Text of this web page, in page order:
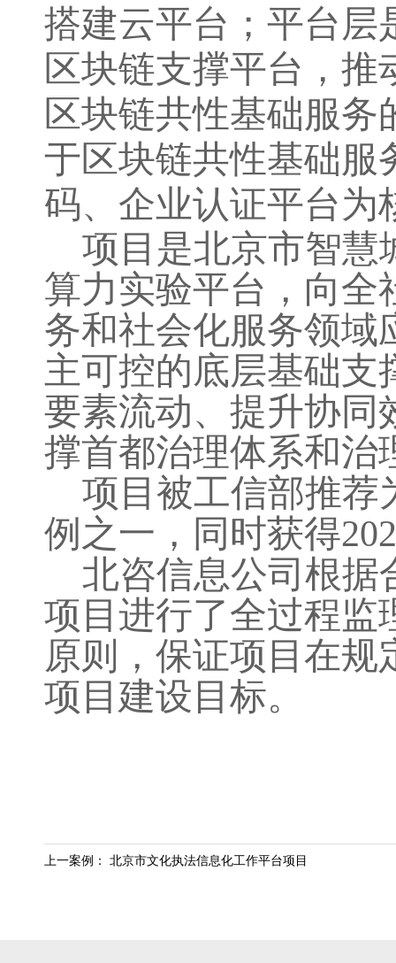
搭建云平台；平台层
区块链支撑平台，
区块链共性基础服务
于区块链共性基础服
码、企业认证平台为
项目是北京市智慧
算力实验平台，向全
务和社会化服务领域
主可控的底层基础支
要素流动、提升协同
撑首都治理体系和治
项目被工信部推荐
例之一，同时获得
北咨信息公司 根据
项目进行了全过程监
原则，保证项目在
项目建设目标。
上一案例： 北京市文化执法信息化工作平台项目